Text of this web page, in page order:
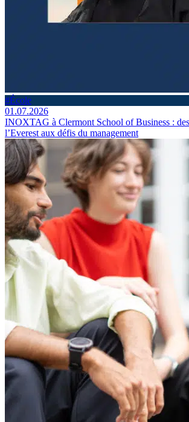
#École
01.07.2026
INOXTAG à Clermont School of Business :
l’Everest aux défis du management